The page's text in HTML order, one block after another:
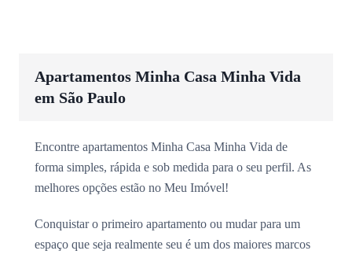
Apartamentos Minha Casa Minha Vida
em São Paulo
Encontre apartamentos Minha Casa Minha Vida de
forma simples, rápida e sob medida para o seu perfil. As
melhores opções estão no Meu Imóvel!
Conquistar o primeiro apartamento ou mudar para um
espaço que seja realmente seu é um dos maiores marcos